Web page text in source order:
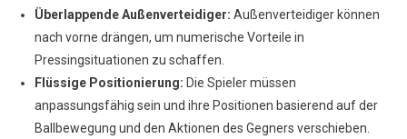
Überlappende Außenverteidiger: Außenverteidiger können
nach vorne drängen, um numerische Vorteile in
Pressingsituationen zu schaffen.
Flüssige Positionierung: Die Spieler müssen
anpassungsfähig sein und ihre Positionen basierend auf der
Ballbewegung und den Aktionen des Gegners verschieben.